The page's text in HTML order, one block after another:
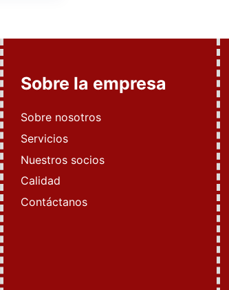
Sobre la empresa
Sobre nosotros
Servicios
Nuestros socios
Calidad
Contáctanos